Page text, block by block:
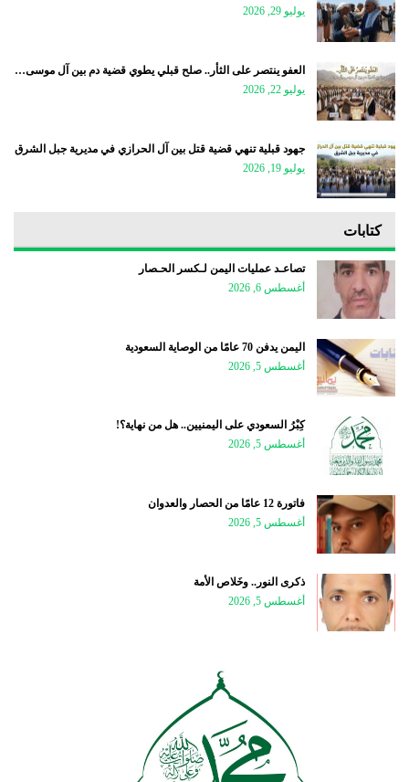
يوليو 29, 2026
العفو ينتصر على الثأر.. صلح قبلي يطوي قضية دم بين آل موسى…
يوليو 22, 2026
جهود قبلية تنهي قضية قتل بين آل الحرازي في مديرية جبل الشرق
يوليو 19, 2026
كتابات
تصاعـد عمليات اليمن لـكسر الحـصار
أغسطس 6, 2026
اليمن يدفن 70 عامًا من الوصاية السعودية
أغسطس 5, 2026
كِبْرُ السعودي على اليمنيين.. هل من نهاية؟!
أغسطس 5, 2026
فاتورة 12 عامًا من الحصار والعدوان
أغسطس 5, 2026
ذكرى النور.. وخَلاص الأمة
أغسطس 5, 2026